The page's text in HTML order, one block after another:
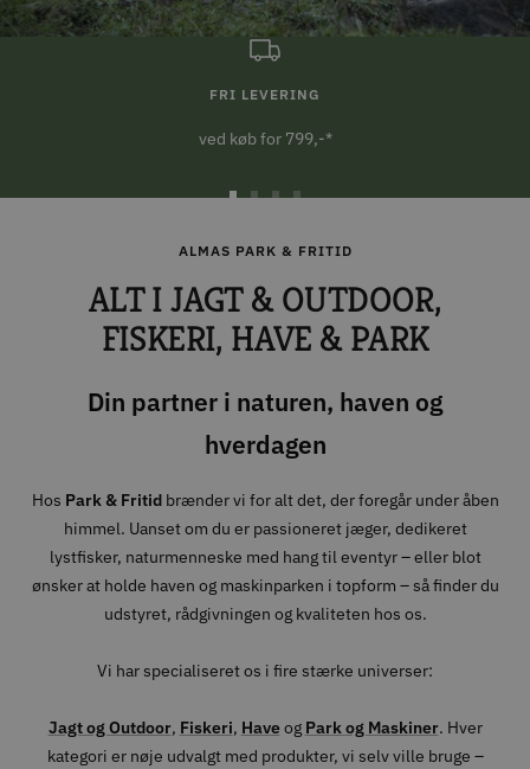
FRI LEVERING
ved køb for 799,-*
1
2
4
ALMAS PARK & FRITID
ALT I JAGT & OUTDOOR,
FISKERI, HAVE & PARK
Din partner i naturen, haven og
hverdagen
Hos Park & Fritidbrænder vi for alt det, der foregår under åben
himmel. Uanset om du er passioneret jæger, dedikeret
lystfisker, naturmenneske med hang til eventyr – eller blot
ønsker at holde haven og maskinparken i topform – så finder du
udstyret, rådgivningen og kvaliteten hos os.
Vi har specialiseret os i fire stærke universer:
Jagt og Outdoor, Fiskeri, Haveog Park og Maskiner. Hver
kategori er nøje udvalgt med produkter, vi selv ville bruge –